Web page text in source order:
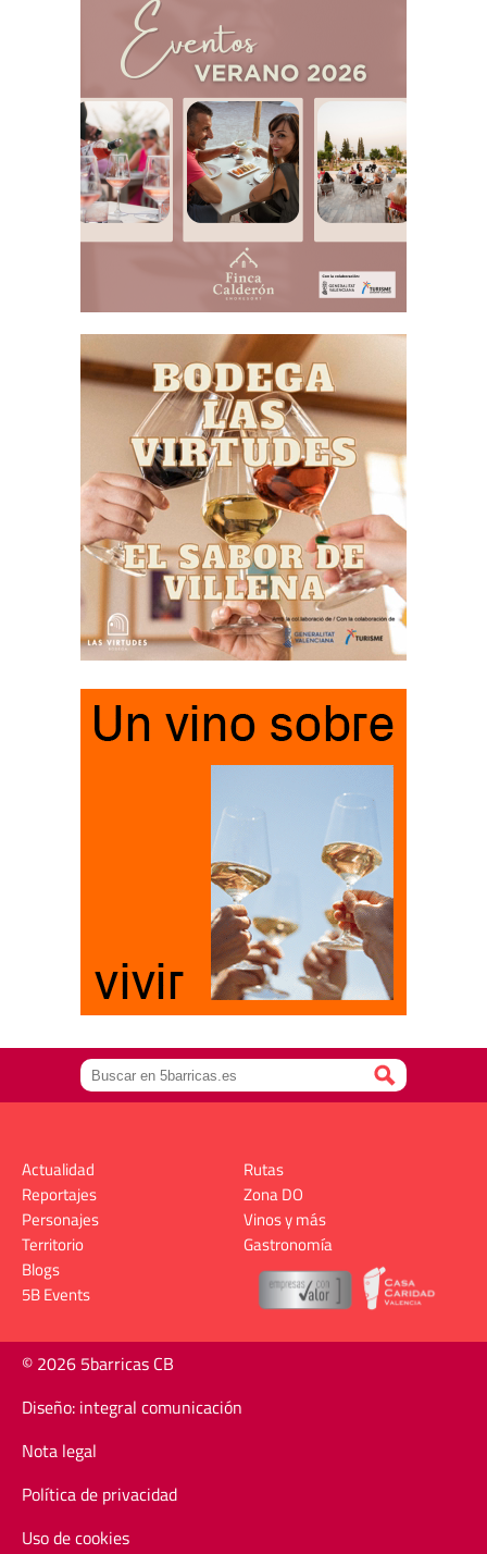
Actualidad
Reportajes
Personajes
Territorio
Rutas
Zona DO
Vinos y más
Gastronomía
Blogs
5B Events
© 2026 5barricas CB
Diseño: integral comunicación
Nota legal
Política de privacidad
Uso de cookies